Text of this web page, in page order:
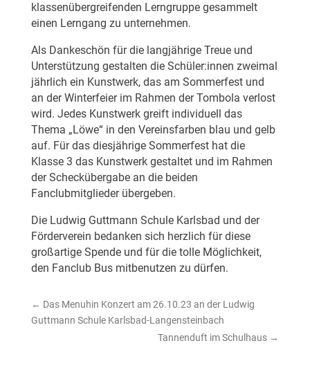
klassenübergreifenden Lerngruppe gesammelt
einen Lerngang zu unternehmen.
Als Dankeschön für die langjährige Treue und
Unterstützung gestalten die Schüler:innen zweimal
jährlich ein Kunstwerk, das am Sommerfest und
an der Winterfeier im Rahmen der Tombola verlost
wird. Jedes Kunstwerk greift individuell das
Thema „Löwe“ in den Vereinsfarben blau und gelb
auf. Für das diesjährige Sommerfest hat die
Klasse 3 das Kunstwerk gestaltet und im Rahmen
der Scheckübergabe an die beiden
Fanclubmitglieder übergeben.
Die Ludwig Guttmann Schule Karlsbad und der
Förderverein bedanken sich herzlich für diese
großartige Spende und für die tolle Möglichkeit,
den Fanclub Bus mitbenutzen zu dürfen.
← Das Menuhin Konzert am 26.10.23 an der Ludwig
Guttmann Schule Karlsbad-Langensteinbach
Tannenduft im Schulhaus →